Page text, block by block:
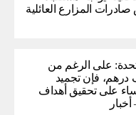
المزارع العائلية
على الرغم من
البالغة 15 ألف درهم، فإن تجميد
على تحقيق أهداف